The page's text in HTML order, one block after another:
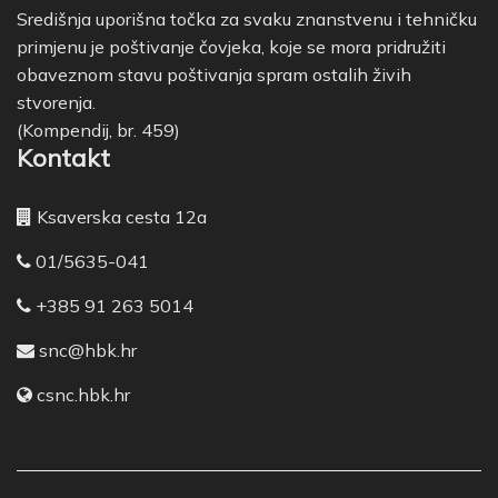
Središnja uporišna točka za svaku znanstvenu i tehničku
primjenu je poštivanje čovjeka, koje se mora pridružiti
obaveznom stavu poštivanja spram ostalih živih
stvorenja.
(Kompendij, br. 459)
Kontakt
Ksaverska cesta 12a
01/5635-041
+385 91 263 5014
snc@hbk.hr
csnc.hbk.hr